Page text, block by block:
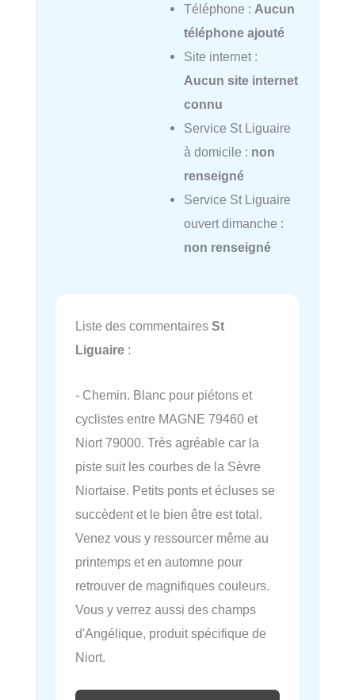
Téléphone : Aucun
téléphone ajouté
Site internet :
Aucun site internet
connu
Service St Liguaire
à domicile : non
renseigné
Service St Liguaire
ouvert dimanche :
non renseigné
Liste des commentaires St
Liguaire :
- Chemin. Blanc pour piétons et
cyclistes entre MAGNE 79460 et
Niort 79000. Très agréable car la
piste suit les courbes de la Sèvre
Niortaise. Petits ponts et écluses se
succèdent et le bien être est total.
Venez vous y ressourcer même au
printemps et en automne pour
retrouver de magnifiques couleurs.
Vous y verrez aussi des champs
d'Angélique, produit spécifique de
Niort.